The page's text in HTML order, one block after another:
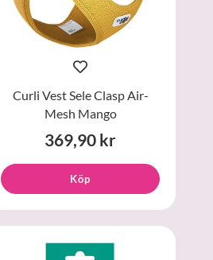
Curli Vest Sele Clasp Air-
Mesh Mango
369,90 kr
Köp